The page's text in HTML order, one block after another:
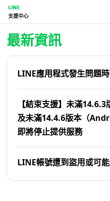
LINE
支援中心
首頁 | LINE支援中心
最新資訊
LINE應用程式發生問題
【結束支援】未滿14.6.3
及未滿14.4.6版本（
即將停止提供服務
LINE帳號遭到盜用或可